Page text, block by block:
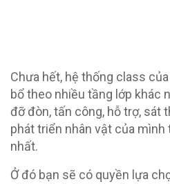
Chưa hết, hệ thống class
bổ theo nhiều tầng lớp khác
đỡ đòn, tấn công, hỗ trợ, sát
phát triển nhân vật của
nhất.
Ở đó bạn sẽ có quyền lựa